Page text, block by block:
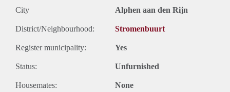
City Alphen aan den Rijn
District/Neighbourhood: Stromenbuurt
Register municipality: Yes
Status: Unfurnished
Housemates: None